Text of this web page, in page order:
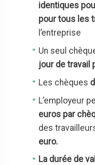
identiques
pour tous les
l’entreprise
Un seul
jour de travail
Les chèques
L’employeur
euros par
des
euro.
La durée de